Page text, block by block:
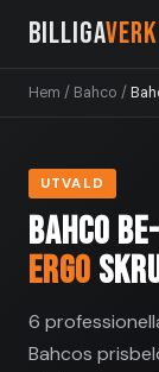
Billiga
Hem / Bahco /
UTVALD
Bahco
Ergo
6
Bahcos